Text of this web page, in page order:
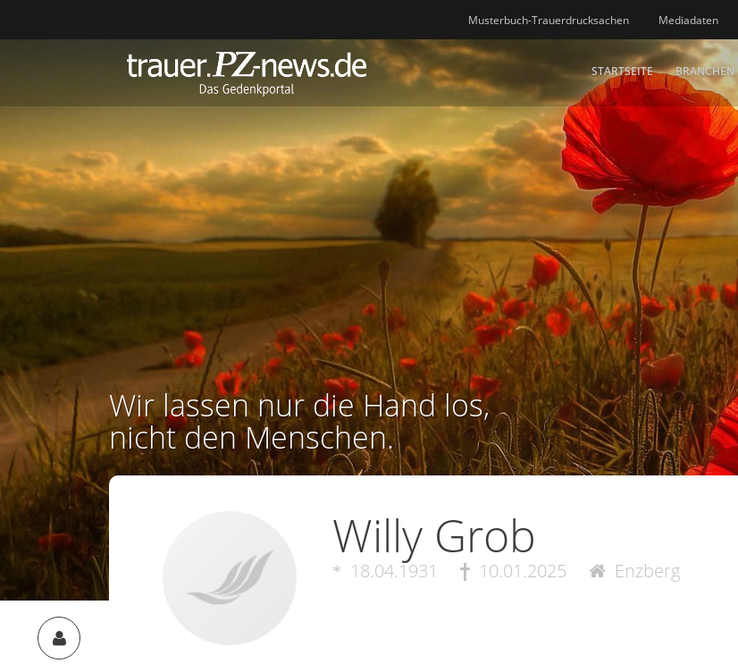
Musterbuch-Trauerdrucksachen Mediadaten
STARTSEITE BRANCHEN
Wir lassen nur die Hand los,
nicht den Menschen.
Willy Grob
18.04.1931 10.01.2025 Enzberg